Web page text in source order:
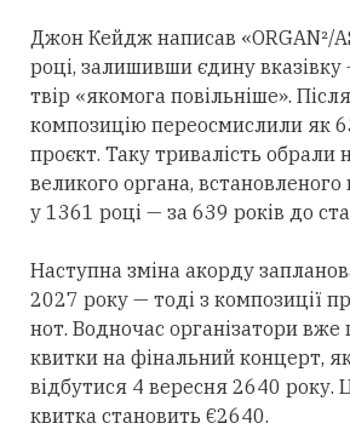
Джон Кейдж написав «ORGAN²/
році, залишивши єдину
твір «якомога повільніше».
композицію переосмислили як
проєкт. Таку тривалість обрали
великого органа, встановленого
у 1361 році — за 639 років до
Наступна зміна акорду
2027 року — тоді з композиції
нот. Водночас організатори
квитки на фінальний концерт,
відбутися 4 вересня 2640 року.
квитка становить €2640.